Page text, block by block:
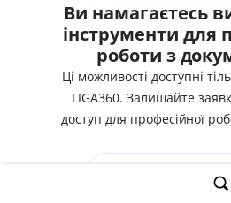
Ви намагаєтесь
інструменти для
роботи з
Ці можливості доступні
LIGA360. Залишайте
доступ для професійної
ХОЧУ СПРОБУВАТИ